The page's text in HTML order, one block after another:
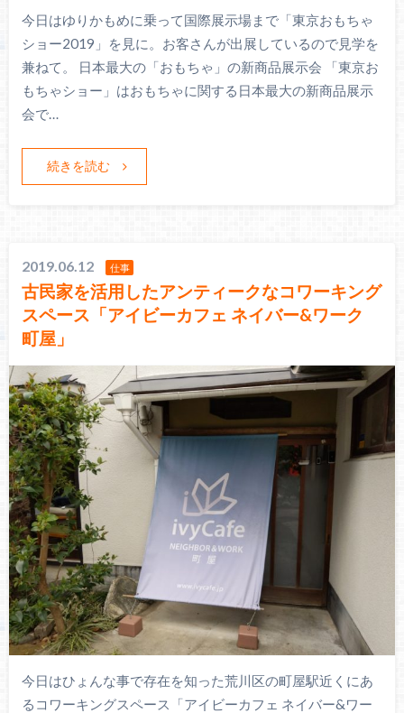
今日はゆりかもめに乗って国際展示場まで「東京おもちゃ
ショー2019」を見に。お客さんが出展しているので見学を
兼ねて。 日本最大の「おもちゃ」の新商品展示会 「東京お
もちゃショー」はおもちゃに関する日本最大の新商品展示
会で…
続きを読む
2019.06.12 仕事
古民家を活用したアンティークなコワーキング
スペース「アイビーカフェ ネイバー&ワーク
町屋」
今日はひょんな事で存在を知った荒川区の町屋駅近くにあ
るコワーキングスペース「アイビーカフェ ネイバー&ワー